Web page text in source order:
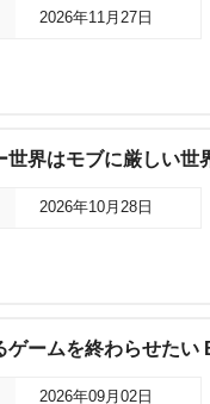
2026年11月27日
世界はモブに厳しい
2026年10月28日
ゲームを終わらせたい
2026年09月02日